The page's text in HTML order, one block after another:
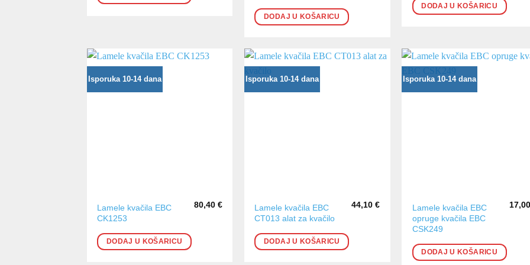
DODAJ U KOŠARICU
DODAJ U KOŠARICU
Isporuka 10-14 dana
Lamele kvačila EBC
CK1253
80,40€
DODAJ U KOŠARICU
Isporuka 10-14 dana
Lamele kvačila EBC
CT013 alat za kvačilo
44,10€
DODAJ U KOŠARICU
Isporuka 10-14 dana
Lamele kvačila EBC
opruge kvačila EBC
CSK249
DODAJ U KOŠARICU